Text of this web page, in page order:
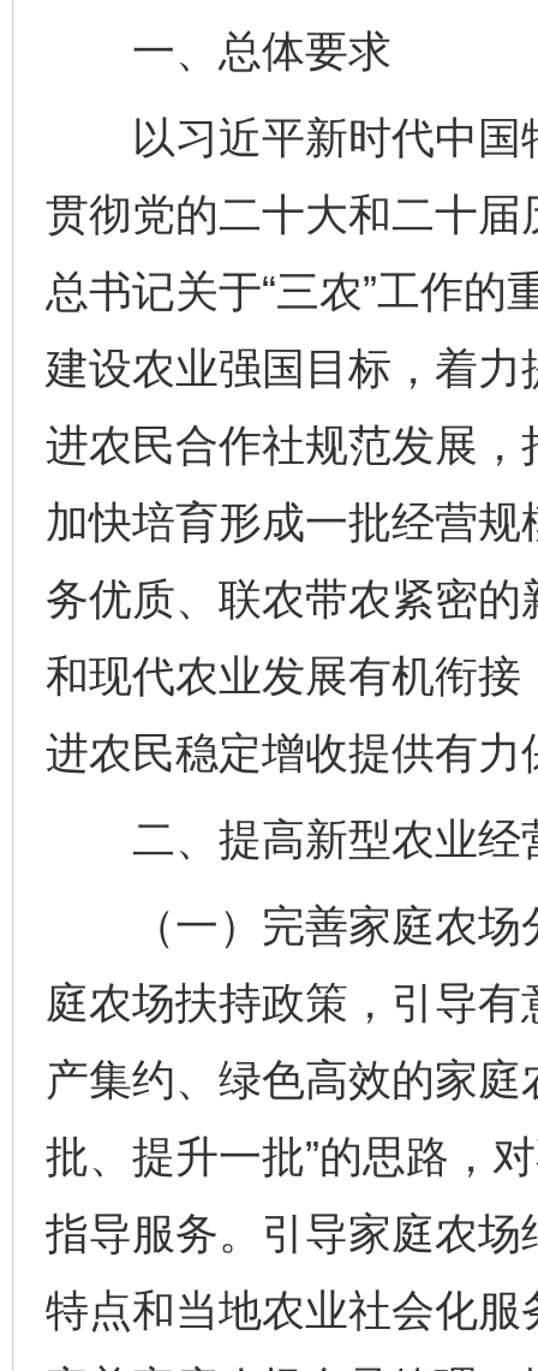
一、总体要求
以习近平新时代中国
贯彻党的二十大和二十
总书记关于“三农”工作
建设农业强国目标，着
进农民合作社规范发展
加快培育形成一批经营
务优质、联农带农紧密
和现代农业发展有机衔
进农民稳定增收提供有力
二、提高新型农业经
（一）完善家庭农场
庭农场扶持政策，引导
产集约、绿色高效的家
批、提升一批”的思路，
指导服务。引导家庭农
特点和当地农业社会化